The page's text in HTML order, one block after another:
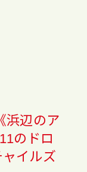
浜辺のア
のドロ
イルズ